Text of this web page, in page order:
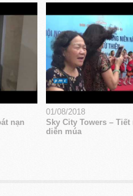
nạn
01/08/2018
Sky City Towers – Tiết
diễn múa